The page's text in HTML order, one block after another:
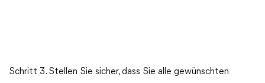
Schritt 3. Stellen Sie sicher, dass Sie alle gewünschten